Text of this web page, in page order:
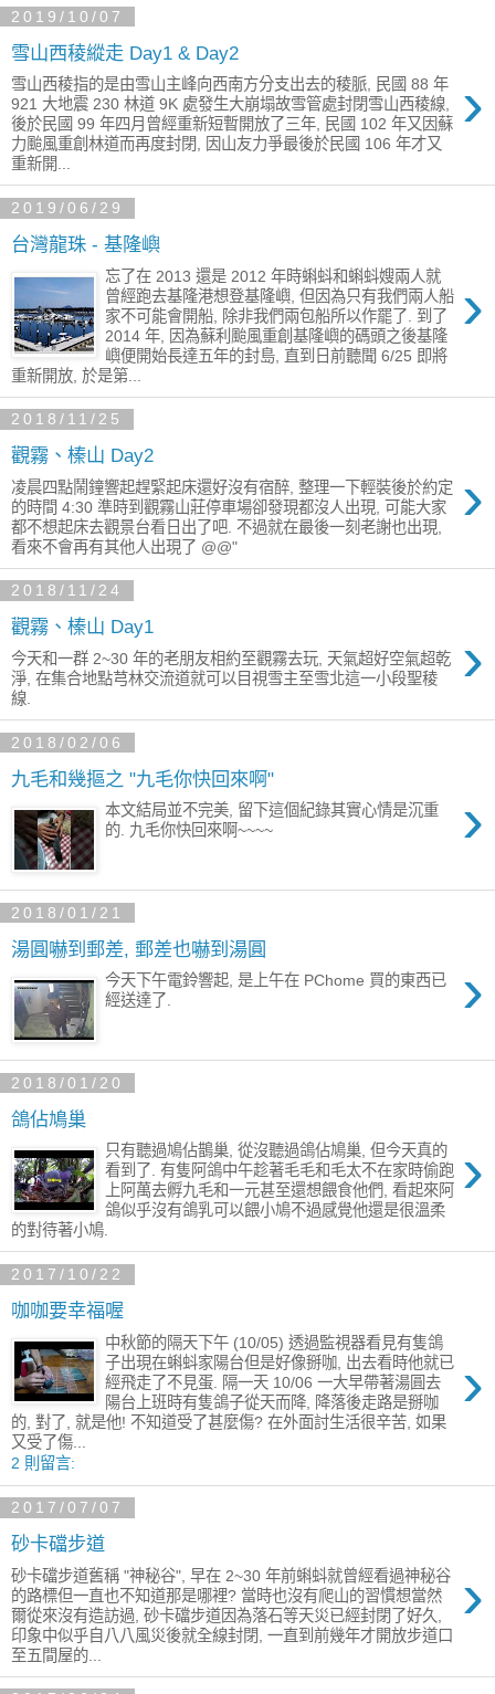
2019/10/07
雪山西稜縱走 Day1 & Day2
›
雪山西稜指的是由雪山主峰向西南方分支出去的稜脈, 民國 88 年
921 大地震 230 林道 9K 處發生大崩塌故雪管處封閉雪山西稜線,
後於民國 99 年四月曾經重新短暫開放了三年, 民國 102 年又因蘇
力颱風重創林道而再度封閉, 因山友力爭最後於民國 106 年才又
重新開...
2019/06/29
台灣龍珠 - 基隆嶼
›
忘了在 2013 還是 2012 年時蝌蚪和蝌蚪嫂兩人就
曾經跑去基隆港想登基隆嶼, 但因為只有我們兩人船
家不可能會開船, 除非我們兩包船所以作罷了. 到了
2014 年, 因為蘇利颱風重創基隆嶼的碼頭之後基隆
嶼便開始長達五年的封島, 直到日前聽聞 6/25 即將
重新開放, 於是第...
2018/11/25
觀霧、榛山 Day2
›
凌晨四點鬧鐘響起趕緊起床還好沒有宿醉, 整理一下輕裝後於約定
的時間 4:30 準時到觀霧山莊停車場卻發現都沒人出現, 可能大家
都不想起床去觀景台看日出了吧. 不過就在最後一刻老謝也出現,
看來不會再有其他人出現了 @@"
2018/11/24
觀霧、榛山 Day1 ›
今天和一群 2~30 年的老朋友相約至觀霧去玩, 天氣超好空氣超乾
淨, 在集合地點芎林交流道就可以目視雪主至雪北這一小段聖稜
線.
2018/02/06
九毛和幾摳之 "九毛你快回來啊"
›
本文結局並不完美, 留下這個紀錄其實心情是沉重
的. 九毛你快回來啊~~~~
2018/01/21
湯圓嚇到郵差, 郵差也嚇到湯圓
›
今天下午電鈴響起, 是上午在 PChome 買的東西已
經送達了.
2018/01/20
鴿佔鳩巢
›
只有聽過鳩佔鵲巢, 從沒聽過鴿佔鳩巢, 但今天真的
看到了. 有隻阿鴿中午趁著毛毛和毛太不在家時偷跑
上阿萬去孵九毛和一元甚至還想餵食他們, 看起來阿
鴿似乎沒有鴿乳可以餵小鳩不過感覺他還是很溫柔
的對待著小鳩.
2017/10/22
咖咖要幸福喔
›
中秋節的隔天下午 (10/05) 透過監視器看見有隻鴿
子出現在蝌蚪家陽台但是好像掰咖, 出去看時他就已
經飛走了不見蛋. 隔一天 10/06 一大早帶著湯圓去
陽台上班時有隻鴿子從天而降, 降落後走路是掰咖
的, 對了, 就是他! 不知道受了甚麼傷? 在外面討生活很辛苦, 如果
又受了傷...
2 則留言:
2017/07/07
砂卡礑步道
›
砂卡礑步道舊稱 "神秘谷", 早在 2~30 年前蝌蚪就曾經看過神秘谷
的路標但一直也不知道那是哪裡? 當時也沒有爬山的習慣想當然
爾從來沒有造訪過, 砂卡礑步道因為落石等天災已經封閉了好久,
印象中似乎自八八風災後就全線封閉, 一直到前幾年才開放步道口
至五間屋的...